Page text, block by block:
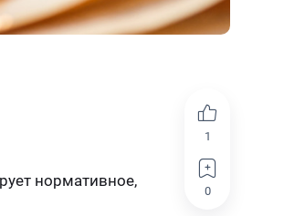
нормативное,
1
0